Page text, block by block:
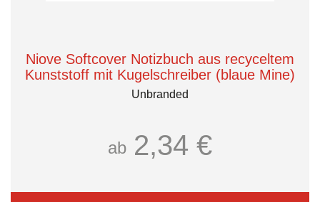
Niove Softcover Notizbuch aus recyceltem
Kunststoff mit Kugelschreiber (blaue Mine)
Unbranded
ab 2,34 €